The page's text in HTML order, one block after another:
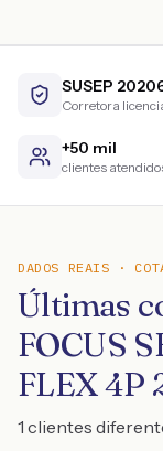
SUSEP
Corretora
+50 mil
clientes
DADOS REAIS ·
Últimas
FOCUS
FLEX 4P
1 clientes